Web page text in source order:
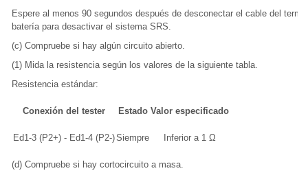
Espere al menos 90 segundos después de desconectar el cable del
batería para desactivar el sistema SRS.
(c) Compruebe si hay algún circuito abierto.
(1) Mida la resistencia según los valores de la siguiente tabla.
Resistencia estándar:
Conexión del tester Estado Valor especificado
Ed1-3 (P2+) - Ed1-4 (P2-)Siempre Inferior a 1 Ω
(d) Compruebe si hay cortocircuito a masa.